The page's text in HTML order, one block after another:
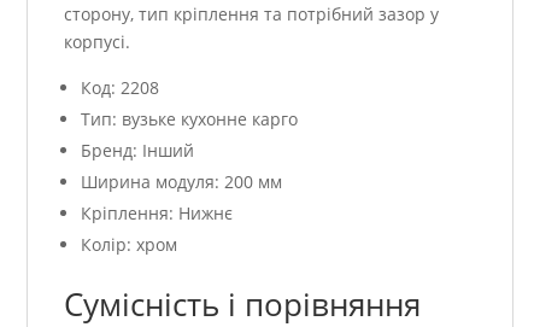
сторону, тип кріплення та потрібний зазор у
корпусі.
Код: 2208
Тип: вузьке кухонне карго
Бренд: Інший
Ширина модуля: 200 мм
Кріплення: Нижнє
Колір: хром
Сумісність і порівняння